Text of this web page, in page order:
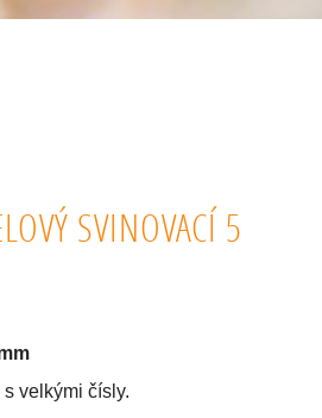
SVINOVACÍ 5
s velkými čísly.